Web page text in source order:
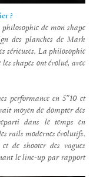
?
de mon shape
des planches de Mark
sérieuses. La philosophie
shapes ont évolué, avec
performance en 5″10 et
moyen de dompter des
dans le temps en
rails modernes évolutifs.
de shooter des vagues
le line-up par rapport